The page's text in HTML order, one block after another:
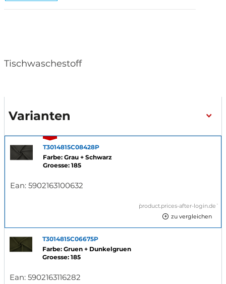
Tischwaschestoff
Varianten
T3014815C08428P
Farbe: Grau + Schwarz
Groesse: 185
Ean: 5902163100632
`product.prices-after-login.de`
zu vergleichen
T3014815C06675P
Farbe: Gruen + Dunkelgruen
Groesse: 185
Ean: 5902163116282